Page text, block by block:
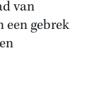
van
gebrek